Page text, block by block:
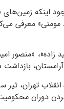
اینکه
معرفی
«منصور
تهران،
دوران